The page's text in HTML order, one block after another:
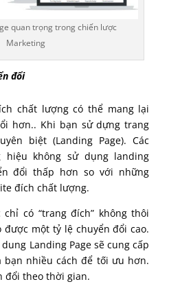
quan trọng trong chiến lược
Marketing
đổi
chất lượng có thể mang lại
hơn.. Khi bạn sử dựng trang
biệt (Landing Page). Các
hiệu không sử dụng landing
đổi thấp hơn so với những
đích chất lượng.
có “trang đích” không thôi
được một tỷ lệ chuyển đổi cao.
Landing Page sẽ cung cấp
bạn nhiều cách để tối ưu hơn.
đổi theo thời gian.